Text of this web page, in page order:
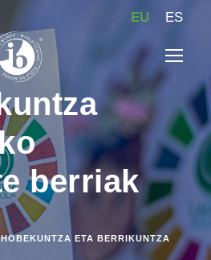
EU ES
berriak
HOBEKUNTZA ETA BERRIKUNTZA